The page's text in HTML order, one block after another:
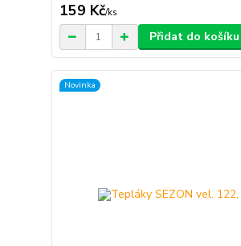
159 Kč/ks
Přidat do košíku
Novinka